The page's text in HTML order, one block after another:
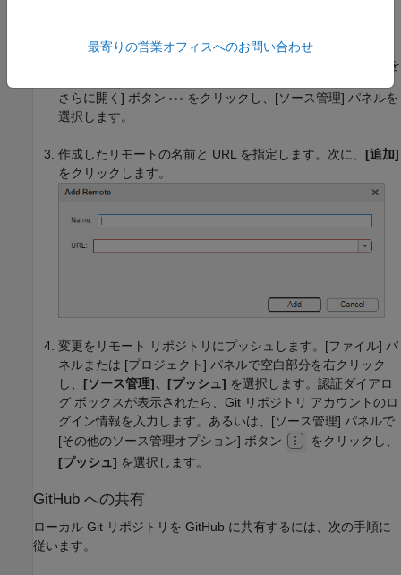
がサイドバーにない場合は、[パネルを
さらに開く] ボタン
をクリックし、[ソース管理] パネルを
選択します。
作成したリモートの名前と URL を指定します。次に、 [追加]
をクリックします。
変更をリモート リポジトリにプッシュします。[ファイル] パ
ネルまたは [プロジェクト] パネルで空白部分を右クリック
し、 [ソース管理]、[プッシュ] を選択します。認証ダイアロ
グ ボックスが表示されたら、Git リポジトリ アカウントのロ
グイン情報を入力します。あるいは、[ソース管理] パネルで
[その他のソース管理オプション] ボタン
をクリックし、
[プッシュ] を選択します。
GitHub への共有
ローカル Git リポジトリを GitHub に共有するには、次の手順に
従います。
最寄りの営業オフィスへのお問い合わせ